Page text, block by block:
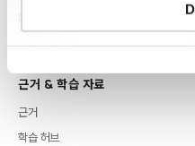
근거 & 학습 자료
근거
학습 허브